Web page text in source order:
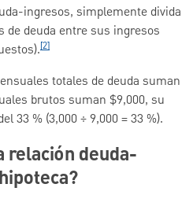
ingresos, simplemente divida
de deuda entre sus ingresos
[2]
totales de deuda suman
brutos suman $9,000, su
33 % (3,000 ÷ 9,000 = 33 %).
relación deuda-